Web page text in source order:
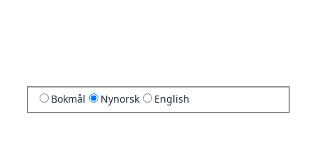
Bokmål Nynorsk English